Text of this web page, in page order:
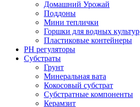
Домашний Урожай
Поддоны
Мини теплички
Горшки для водных культур
Пластиковые контейнеры
PH регуляторы
Субстраты
Грунт
Минеральная вата
Кокосовый субстрат
Субстратные компоненты
Керамзит